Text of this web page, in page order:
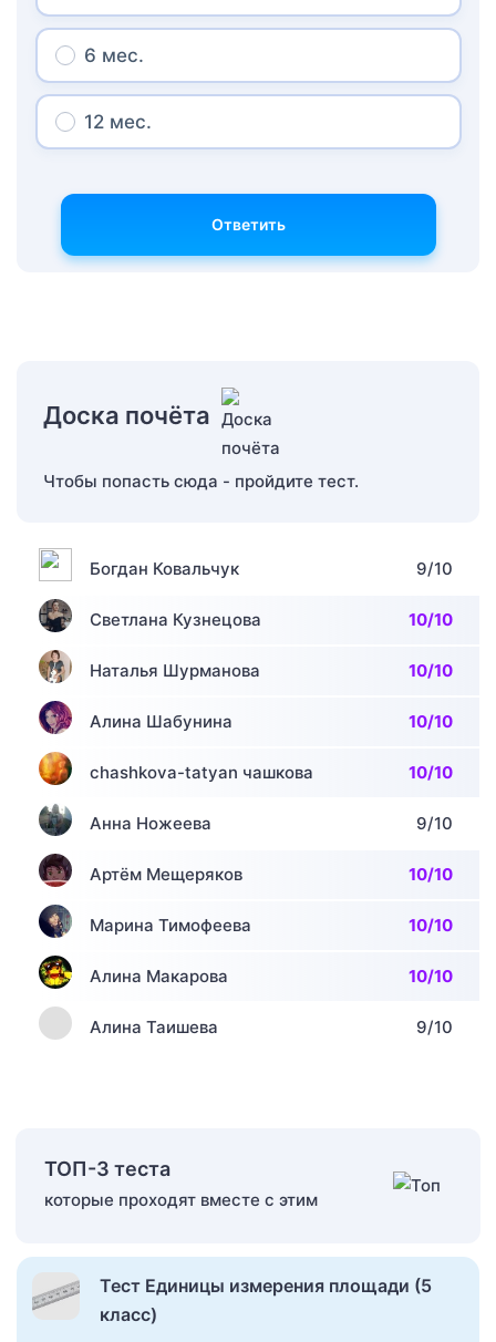
6 мес.
12 мес.
Ответить
Доска почёта
Чтобы попасть сюда - пройдите тест.
Богдан Ковальчук 9/10
Светлана Кузнецова 10/10
Наталья Шурманова 10/10
Алина Шабунина 10/10
chashkova-tatyan чашкова 10/10
Анна Ножеева 9/10
Артём Мещеряков 10/10
Марина Тимофеева 10/10
Алина Макарова 10/10
Алина Таишева 9/10
ТОП-3 теста
которые проходят вместе с этим
Тест Единицы измерения площади (5
класс)